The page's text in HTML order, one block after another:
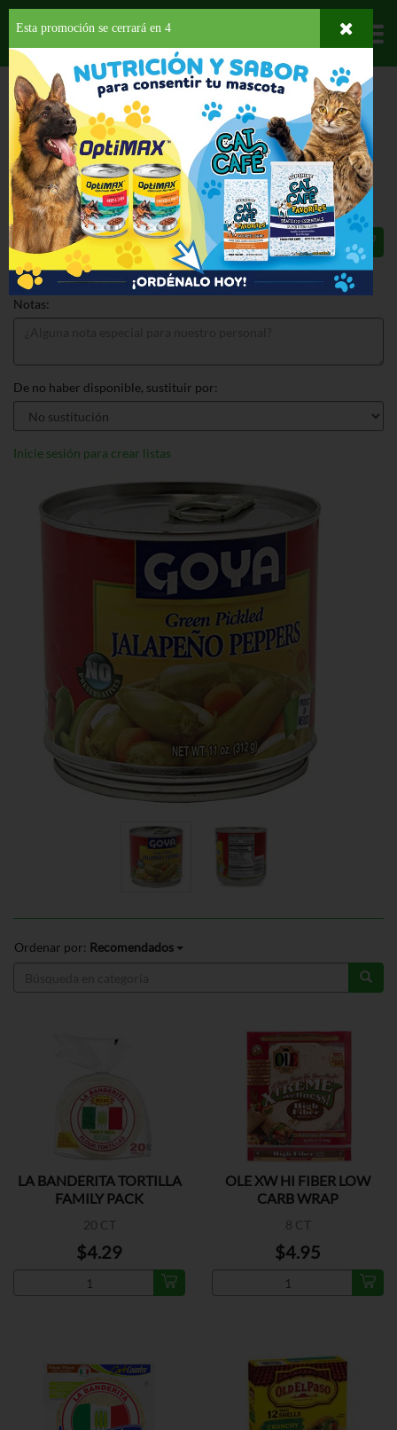
Departamentos
HOME PROVISIONES COMIDA INTERNACIONAL MEXICANA
GOYA
CHILES JALAPENOS
GOYA CHILES JALAPENOS 11 OZ
$1.69
Total: $1.69
Notas:
De no haber disponible, sustituir por:
Inicie sesión para crear listas
Ordenar por: Recomendados
LA BANDERITA TORTILLA
FAMILY PACK
20 CT
$4.29
OLE XW HI FIBER LOW
CARB WRAP
8 CT
$4.95
Esta promoción se cerrará en 3